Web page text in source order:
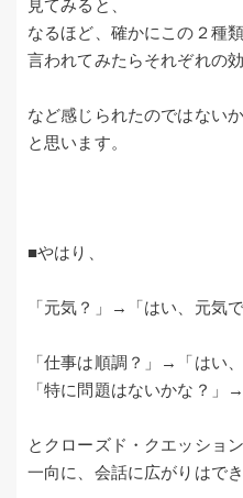
見てみると、
なるほど、確かにこの２種類
言われてみたらそれぞれの
など感じられたのではないか
と思います。
■やはり、
「元気？」→「はい、元気で
「仕事は順調？」→「はい
「特に問題はないかな？」
とクローズド・クエッショ
一向に、会話に広がりはでき